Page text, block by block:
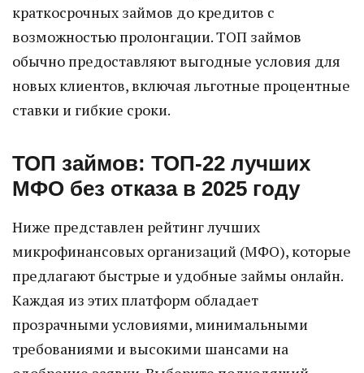
краткосрочных займов до кредитов с
возможностью пролонгации. ТОП займов
обычно предоставляют выгодные условия для
новых клиентов, включая льготные процентные
ставки и гибкие сроки.
ТОП займов: ТОП-22 лучших
МФО без отказа в 2025 году
Ниже представлен рейтинг лучших
микрофинансовых организаций (МФО), которые
предлагают быстрые и удобные займы онлайн.
Каждая из этих платформ обладает
прозрачными условиями, минимальными
требованиями и высокими шансами на